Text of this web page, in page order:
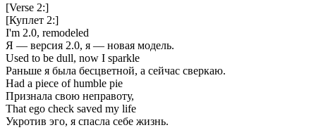
[Verse 2:]
[Куплет 2:]
I'm 2.0, remodeled
Я — версия 2.0, я — новая модель.
Used to be dull, now I sparkle
Раньше я была бесцветной, а сейчас сверкаю.
Had a piece of humble pie
Признала свою неправоту,
That ego check saved my life
Укротив эго, я спасла себе жизнь.